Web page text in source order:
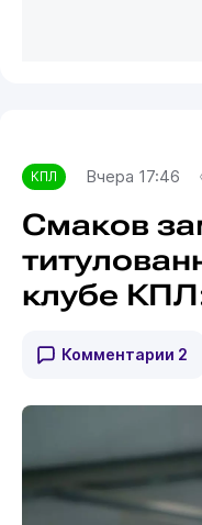
КПЛ Вчера 17:46
Смаков
клубе
Комментарии 2